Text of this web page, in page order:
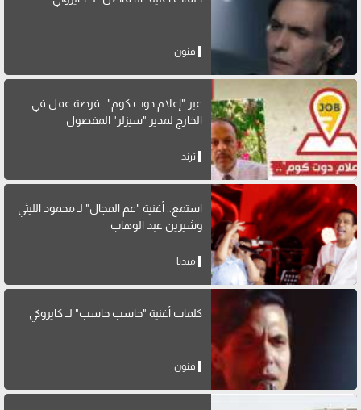
فنون
عبر "إعلام دوت كوم".. فرصة عمل في
الخارج لمدير "سيزلر" المفصول
ترند
استمع.. أغنية "عم المجال" لـ محمود الليثي
وشيرين عبد الوهاب
ميديا
كلمات أغنية "حاسب حاسب" لــ كايروكي
فنون